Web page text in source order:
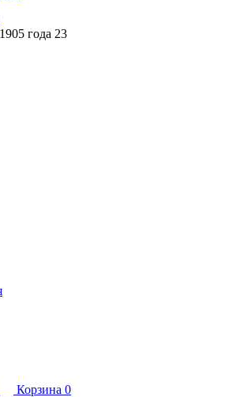
года 23
Корзина 0